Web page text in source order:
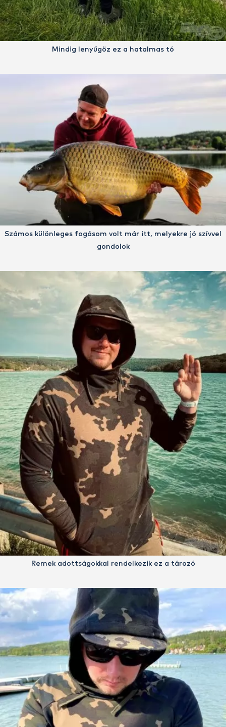
Mindig lenyűgöz ez a hatalmas tó
Számos különleges fogásom volt már itt, melyekre jó szívvel
gondolok
Remek adottságokkal rendelkezik ez a tározó